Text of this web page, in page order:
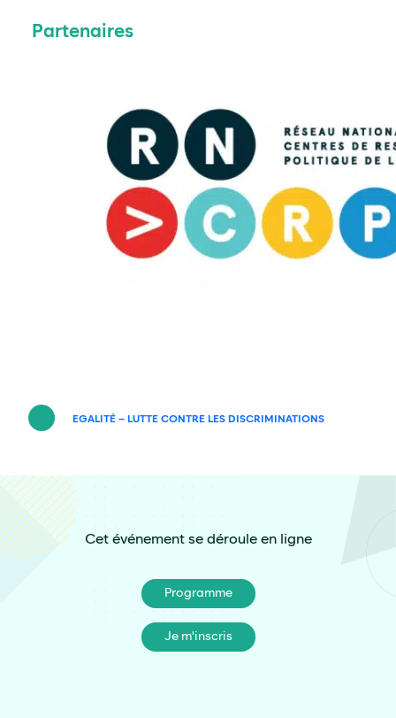
EGALITÉ – LUTTE CONTRE LES DISCRIMINATIONS
Partenaires
Cet événement se déroule en ligne
Programme
Je m'inscris